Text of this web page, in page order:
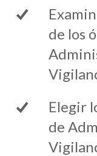
de los
Elegir
de